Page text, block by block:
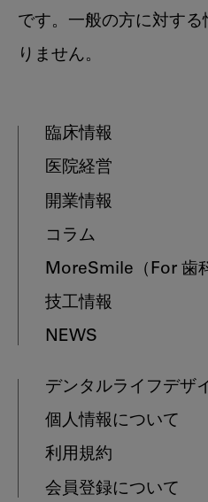
です。一般の方に対す
りません。
臨床情報
医院経営
開業情報
コラム
MoreSmile （For 歯
技工情報
NEWS
デンタルライフデザ
個人情報について
利用規約
会員登録について